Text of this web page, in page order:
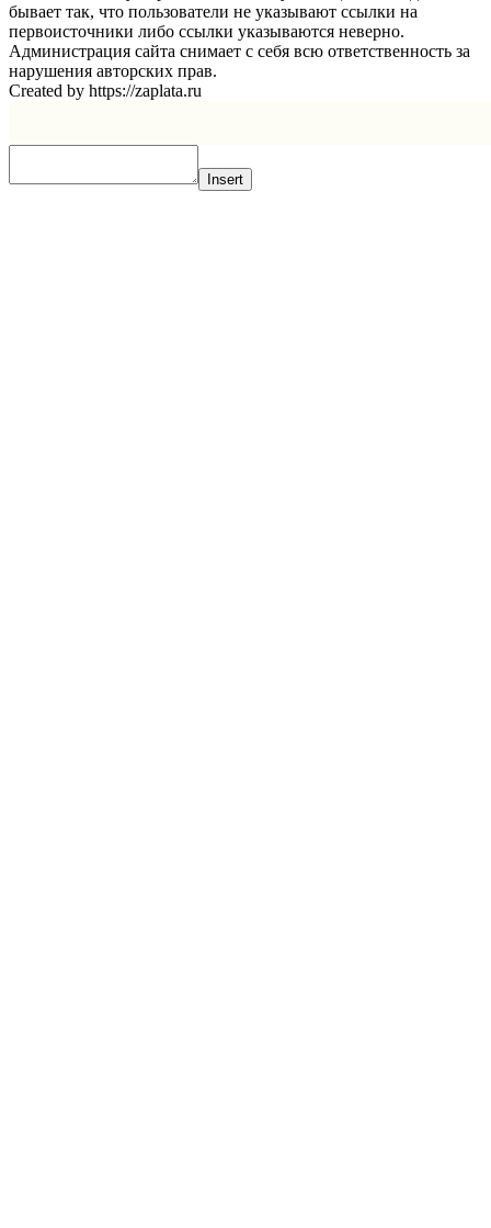
бывает так, что пользователи не указывают ссылки на
первоисточники либо ссылки указываются неверно.
Администрация сайта снимает с себя всю ответственность за
нарушения авторских прав.
Created by https://zaplata.ru
Insert